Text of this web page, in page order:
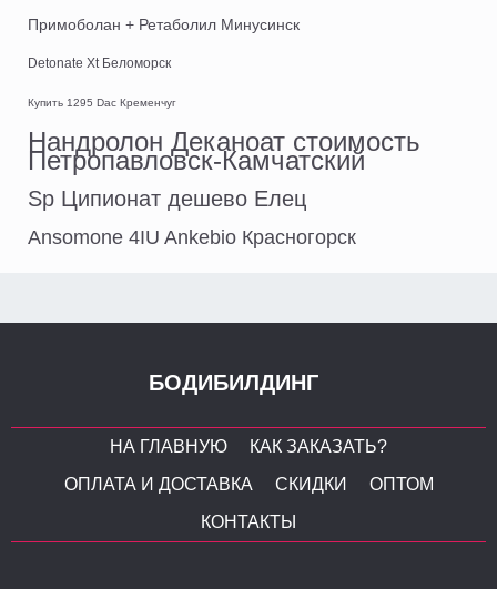
Примоболан + Ретаболил Минусинск
Detonate Xt Беломорск
Купить 1295 Dac Кременчуг
Нандролон Деканоат стоимость
Петропавловск-Камчатский
Sp Ципионат дешево Елец
Ansomone 4IU Ankebio Красногорск
БОДИБИЛДИНГ
НА ГЛАВНУЮ
КАК ЗАКАЗАТЬ?
ОПЛАТА И ДОСТАВКА
СКИДКИ
ОПТОМ
КОНТАКТЫ